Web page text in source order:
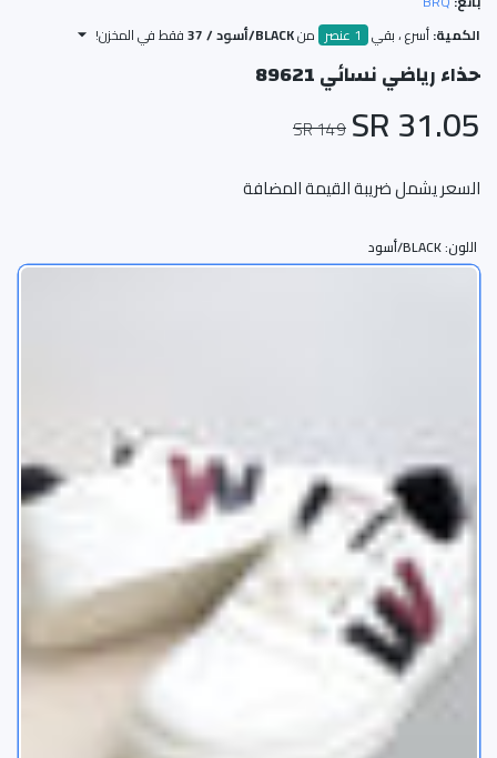
الكمية:أسرع ، بقي 1 عنصر منBLACK/أسود / 37 فقط في المخزن!
حذاء رياضي نسائي 89621
31.05 SR
149 SR
السعر يشمل ضريبة القيمة المضافة
اللون:BLACK/أسود